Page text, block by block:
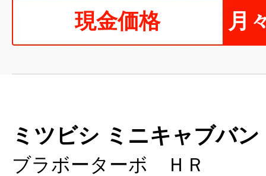
現金価格 月
ミツビシ ミニキャブバン
ブラボーターボ ＨＲ